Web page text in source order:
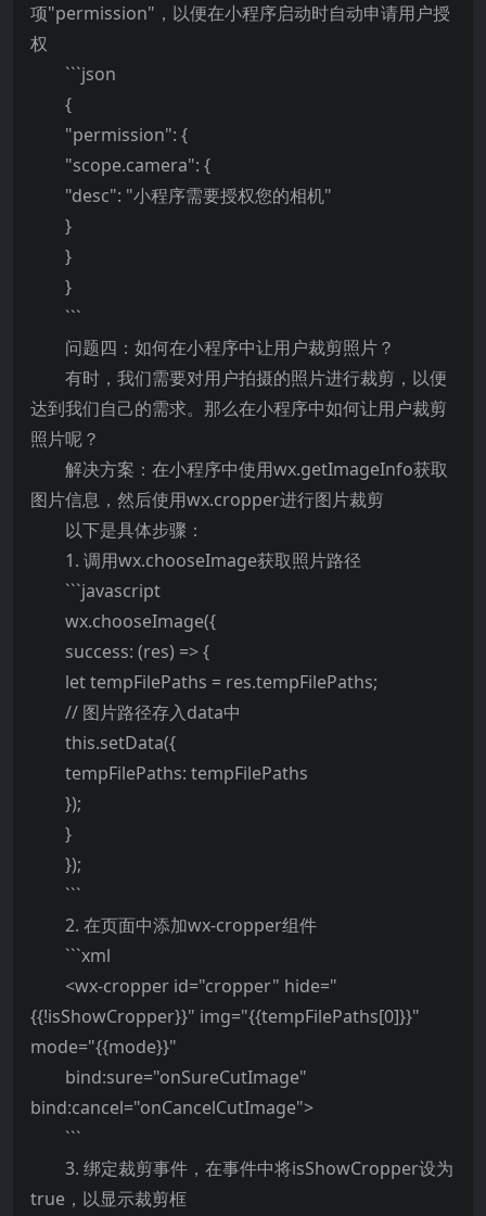
项"permission"，以便在小程序启动时自动申请用户授
权
```json
{
"permission": {
"scope.camera": {
"desc": "小程序需要授权您的相机"
}
}
}
```
问题四：如何在小程序中让用户裁剪照片？
有时，我们需要对用户拍摄的照片进行裁剪，以便
达到我们自己的需求。那么在小程序中如何让用户裁剪
照片呢？
解决方案：在小程序中使用wx.getImageInfo获取
图片信息，然后使用wx.cropper进行图片裁剪
以下是具体步骤：
1. 调用wx.chooseImage获取照片路径
```javascript
wx.chooseImage({
success: (res) => {
let tempFilePaths = res.tempFilePaths;
// 图片路径存入data中
this.setData({
tempFilePaths: tempFilePaths
});
}
});
```
2. 在页面中添加wx-cropper组件
```xml
<wx-cropper id="cropper" hide="
{{!isShowCropper}}" img="{{tempFilePaths[0]}}"
mode="{{mode}}"
bind:sure="onSureCutImage"
bind:cancel="onCancelCutImage">
```
3. 绑定裁剪事件，在事件中将isShowCropper设为
true，以显示裁剪框